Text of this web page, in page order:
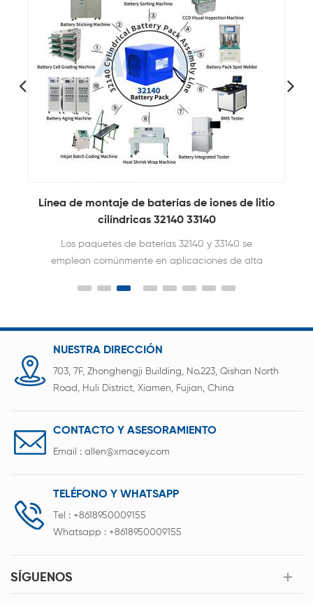
Línea de montaje de baterías de iones de litio
cilíndricas 32140 33140
Los paquetes de baterías 32140 y 33140 se
emplean comúnmente en aplicaciones de alta
transporte debido a su tamaño compacto, alta
densidad de energía y rendimiento confiable.
NUESTRA DIRECCIÓN
703, 7F, Zhonghengji Building, No.223, Qishan North
Road, Huli District, Xiamen, Fujian, China
CONTACTO Y ASESORAMIENTO
Email : allen@xmacey.com
TELÉFONO Y WHATSAPP
Tel : +8618950009155
Whatsapp : +8618950009155
SÍGUENOS